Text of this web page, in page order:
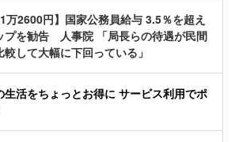
万2600円】国家公務員給与 3.5％を超え
プを勧告 人事院 「局長らの待遇が民間
して大幅に下回っている」
生活をちょっとお得に サービス利用でポ